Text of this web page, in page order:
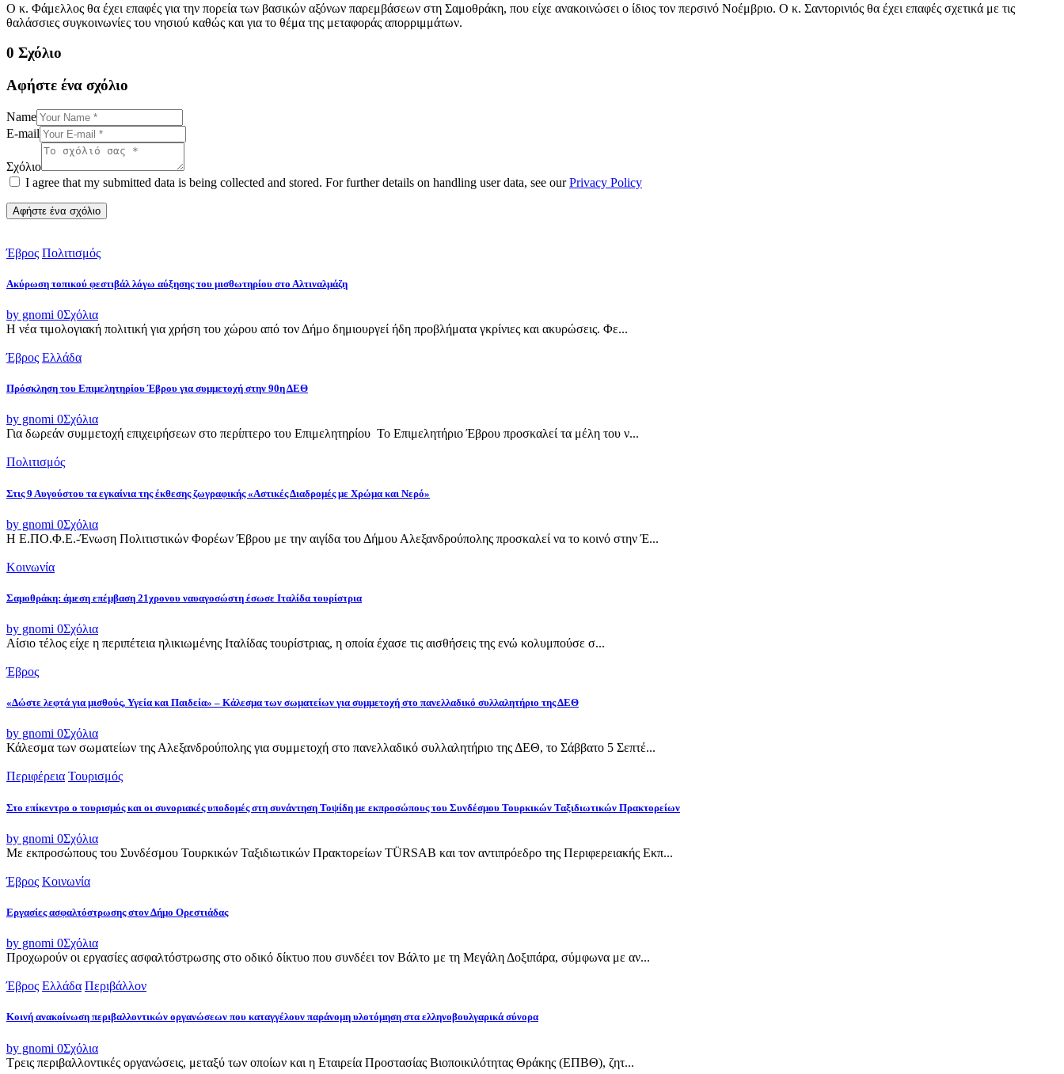
Ο κ. Φάμελλος θα έχει επαφές για την πορεία των βασικών αξόνων παρεμβάσεων στη Σαμοθράκη, που είχε ανακοινώσει ο ίδιος τον περσινό Νοέμβριο. Ο κ. Σαντορινιός θα έχει επαφές σχετικά με τις
θαλάσσιες συγκοινωνίες του νησιού καθώς και για το θέμα της μεταφοράς απορριμμάτων.
0 Σχόλιο
Αφήστε ένα σχόλιο
Name
E-mail
Σχόλιο
I agree that my submitted data is being collected and stored. For further details on handling user data, see ourPrivacy Policy
Έβρος Πολιτισμός
Ακύρωση τοπικού φεστιβάλ λόγω αύξησης του μισθωτηρίου στο Αλτιναλμάζη
by gnomi 0Σχόλια
Η νέα τιμολογιακή πολιτική για χρήση του χώρου από τον Δήμο δημιουργεί ήδη προβλήματα γκρίνιες και ακυρώσεις. Φε...
Έβρος Ελλάδα
Πρόσκληση του Επιμελητηρίου Έβρου για συμμετοχή στην 90η ΔΕΘ
by gnomi 0Σχόλια
Για δωρεάν συμμετοχή επιχειρήσεων στο περίπτερο του Επιμελητηρίου Το Επιμελητήριο Έβρου προσκαλεί τα μέλη του ν...
Πολιτισμός
Στις 9 Αυγούστου τα εγκαίνια της έκθεσης ζωγραφικής «Αστικές Διαδρομές με Χρώμα και Νερό»
by gnomi 0Σχόλια
Η Ε.ΠΟ.Φ.Ε.-Ένωση Πολιτιστικών Φορέων Έβρου με την αιγίδα του Δήμου Αλεξανδρούπολης προσκαλεί να το κοινό στην Έ...
Κοινωνία
Σαμοθράκη: άμεση επέμβαση 21χρονου ναυαγοσώστη έσωσε Ιταλίδα τουρίστρια
by gnomi 0Σχόλια
Αίσιο τέλος είχε η περιπέτεια ηλικιωμένης Ιταλίδας τουρίστριας, η οποία έχασε τις αισθήσεις της ενώ κολυμπούσε σ...
Έβρος
«Δώστε λεφτά για μισθούς, Υγεία και Παιδεία» – Κάλεσμα των σωματείων για συμμετοχή στο πανελλαδικό συλλαλητήριο της ΔΕΘ
by gnomi 0Σχόλια
Κάλεσμα των σωματείων της Αλεξανδρούπολης για συμμετοχή στο πανελλαδικό συλλαλητήριο της ΔΕΘ, το Σάββατο 5 Σεπτέ...
Περιφέρεια Τουρισμός
Στο επίκεντρο ο τουρισμός και οι συνοριακές υποδομές στη συνάντηση Τοψίδη με εκπροσώπους του Συνδέσμου Τουρκικών Ταξιδιωτικών Πρακτορείων
by gnomi 0Σχόλια
Με εκπροσώπους του Συνδέσμου Τουρκικών Ταξιδιωτικών Πρακτορείων TÜRSAB και τον αντιπρόεδρο της Περιφερειακής Εκπ...
Έβρος Κοινωνία
Εργασίες ασφαλτόστρωσης στον Δήμο Ορεστιάδας
by gnomi 0Σχόλια
Προχωρούν οι εργασίες ασφαλτόστρωσης στο οδικό δίκτυο που συνδέει τον Βάλτο με τη Μεγάλη Δοξιπάρα, σύμφωνα με αν...
Έβρος Ελλάδα Περιβάλλον
Κοινή ανακοίνωση περιβαλλοντικών οργανώσεων που καταγγέλουν παράνομη υλοτόμηση στα ελληνοβουλγαρικά σύνορα
by gnomi 0Σχόλια
Τρεις περιβαλλοντικές οργανώσεις, μεταξύ των οποίων και η Εταιρεία Προστασίας Βιοποικιλότητας Θράκης (ΕΠΒΘ), ζητ...